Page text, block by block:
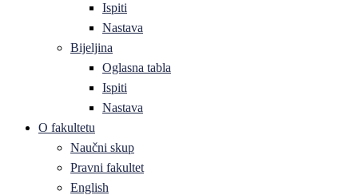
Ispiti
Nastava
Bijeljina
Oglasna tabla
Ispiti
Nastava
O fakultetu
Naučni skup
Pravni fakultet
English